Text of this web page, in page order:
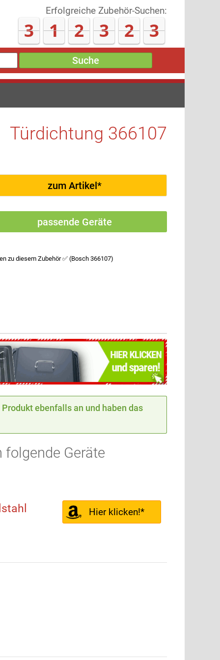
Erfolgreiche Zubehör-Suchen:
3 1 2 3 2 3
Suche
Türdichtung 366107
zum Artikel*
passende Geräte
zu diesem Zubehör ✅ (Bosch 366107)
ebenfalls an und haben das
Geräte
Hier klicken!*